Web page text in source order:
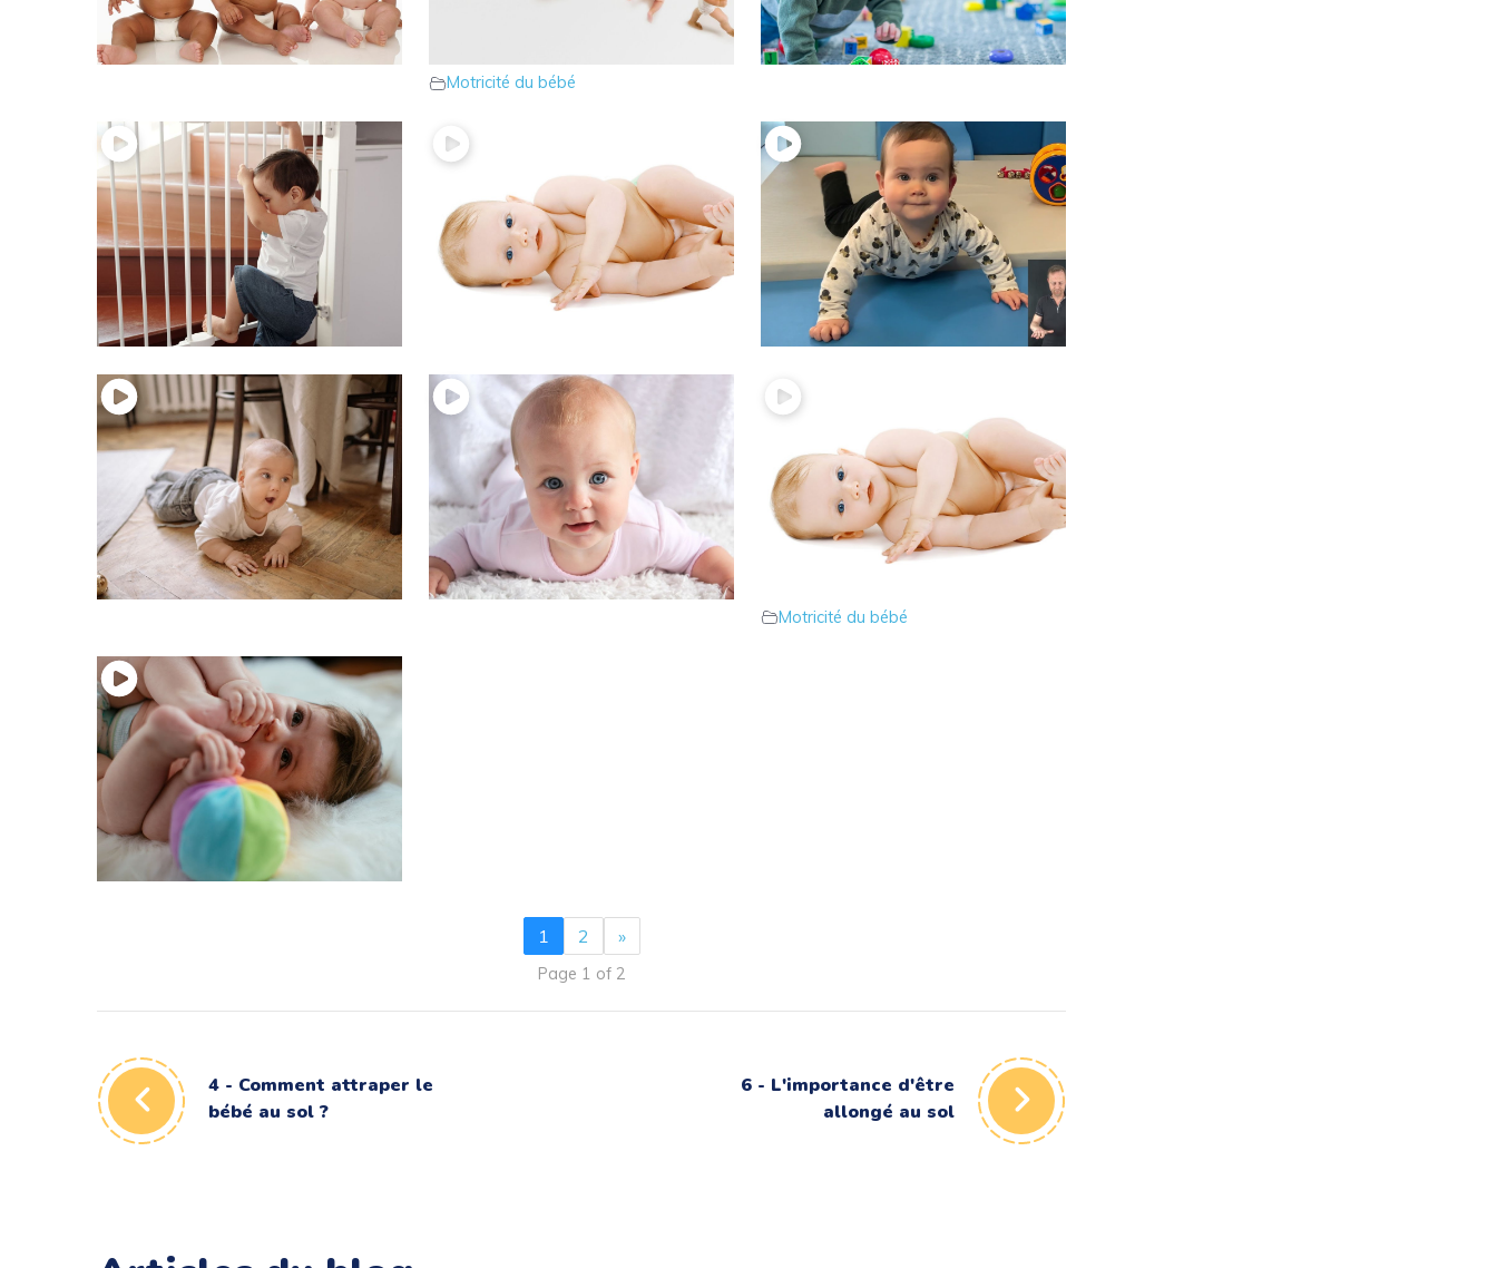
21 – La posture assise
Motricité du bébé
20 – Le passage en position
Motricité du bébé
18 – bébé se déplace à 4 pattes
Motricité du bébé
19 – Les escaliers et bébé
Motricité du bébé
17 – Les positions à genoux 16 – Bébé passe à 4 pattes
Motricité du bébé
15 – Bébé rampe
Motricité du bébé
14 – Les 1ers retournements
Motricité du bébé
13 – L’importance des positions
Motricité du bébé
12 – Bébé s’attrape les pieds
Motricité du bébé
1 2 »
Page 1 of 2
4 - Comment attraper le
bébé au sol ?
6 - L'importance d'être
allongé au sol